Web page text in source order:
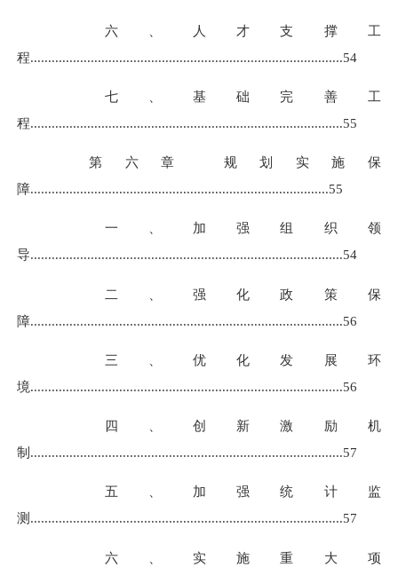
六、人才支撑工
程........................................................................................54
七、基础完善工
程........................................................................................55
第六章 规划实施保
障....................................................................................55
一、加强组织领
导........................................................................................54
二、强化政策保
障........................................................................................56
三、优化发展环
境........................................................................................56
四、创新激励机
制 ........................................................................................57
五、加强统计监
测 ........................................................................................57
六、实施重大项